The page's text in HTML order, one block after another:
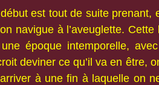
est tout de suite prenant,
navigue à l’aveuglette.
époque intemporelle,
deviner ce qu’il va en être,
à une fin à laquelle on